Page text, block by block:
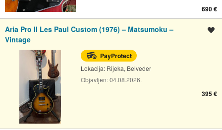
690 €
Aria Pro II Les Paul Custom (1976) – Matsumoku –
Vintage
PayProtect
Lokacija: Rijeka, Belveder
Objavljen:04.08.2026.
395 €